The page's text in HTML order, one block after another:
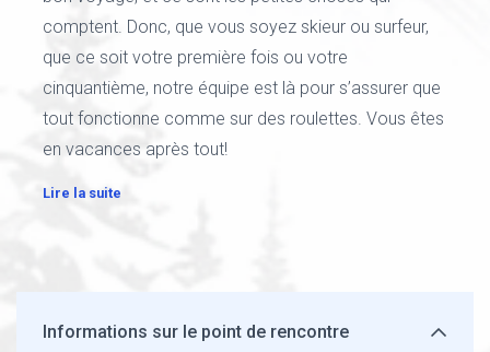
comptent. Donc, que vous soyez skieur ou surfeur,
que ce soit votre première fois ou votre
cinquantième, notre équipe est là pour s’assurer que
tout fonctionne comme sur des roulettes. Vous êtes
en vacances après tout!
Lire la suite
Informations sur le point de rencontre